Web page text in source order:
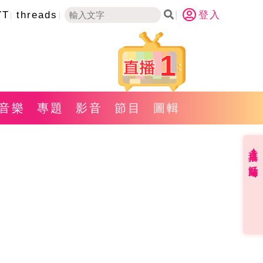
threads 登入
1
樂 專題 影音 節目 圖輯
直播✦活動